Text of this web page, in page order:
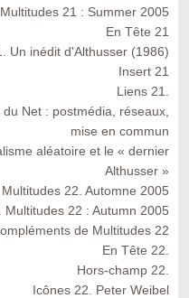
21 : Summer 2005
En Tête 21
Un inédit d'Althusser (1986)
Insert 21
Liens 21.
Net : postmédia, réseaux,
mise en commun
aléatoire et le « dernier
Althusser »
22. Automne 2005
Multitudes 22 : Autumn 2005
de Multitudes 22
En Tête 22.
Hors-champ 22.
Icônes 22. Peter Weibel